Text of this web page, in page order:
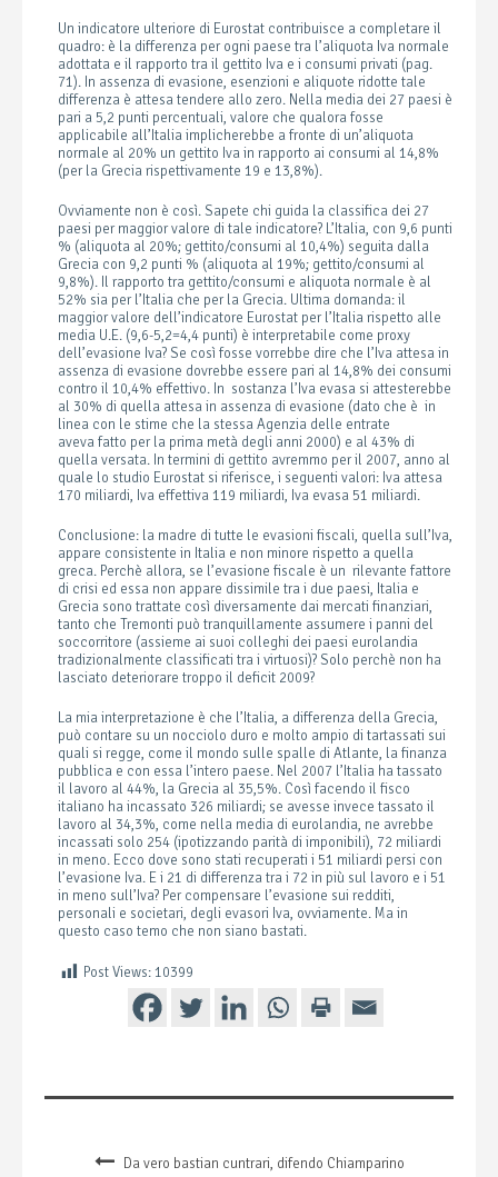
Un indicatore ulteriore di Eurostat contribuisce a completare il
quadro: è la differenza per ogni paese tra l’aliquota Iva normale
adottata e il rapporto tra il gettito Iva e i consumi privati (pag.
71). In assenza di evasione, esenzioni e aliquote ridotte tale
differenza è attesa tendere allo zero. Nella media dei 27 paesi è
pari a 5,2 punti percentuali, valore che qualora fosse
applicabile all’Italia implicherebbe a fronte di un’aliquota
normale al 20% un gettito Iva in rapporto ai consumi al 14,8%
(per la Grecia rispettivamente 19 e 13,8%).
Ovviamente non è così. Sapete chi guida la classifica dei 27
paesi per maggior valore di tale indicatore? L’Italia, con 9,6 punti
% (aliquota al 20%; gettito/consumi al 10,4%) seguita dalla
Grecia con 9,2 punti % (aliquota al 19%; gettito/consumi al
9,8%). Il rapporto tra gettito/consumi e aliquota normale è al
52% sia per l’Italia che per la Grecia. Ultima domanda: il
maggior valore dell’indicatore Eurostat per l’Italia rispetto alle
media U.E. (9,6-5,2=4,4 punti) è interpretabile come proxy
dell’evasione Iva? Se così fosse vorrebbe dire che l’Iva attesa in
assenza di evasione dovrebbe essere pari al 14,8% dei consumi
contro il 10,4% effettivo. In sostanza l’Iva evasa si attesterebbe
al 30% di quella attesa in assenza di evasione (dato che è in
linea con le stime che la stessa Agenzia delle entrate
aveva fatto per la prima metà degli anni 2000) e al 43% di
quella versata. In termini di gettito avremmo per il 2007, anno al
quale lo studio Eurostat si riferisce, i seguenti valori: Iva attesa
170 miliardi, Iva effettiva 119 miliardi, Iva evasa 51 miliardi.
Conclusione: la madre di tutte le evasioni fiscali, quella sull’Iva,
appare consistente in Italia e non minore rispetto a quella
greca. Perchè allora, se l’evasione fiscale è un rilevante fattore
di crisi ed essa non appare dissimile tra i due paesi, Italia e
Grecia sono trattate così diversamente dai mercati finanziari,
tanto che Tremonti può tranquillamente assumere i panni del
soccorritore (assieme ai suoi colleghi dei paesi eurolandia
tradizionalmente classificati tra i virtuosi)? Solo perchè non ha
lasciato deteriorare troppo il deficit 2009?
La mia interpretazione è che l’Italia, a differenza della Grecia,
può contare su un nocciolo duro e molto ampio di tartassati sui
quali si regge, come il mondo sulle spalle di Atlante, la finanza
pubblica e con essa l’intero paese. Nel 2007 l’Italia ha tassato
il lavoro al 44%, la Grecia al 35,5%. Così facendo il fisco
italiano ha incassato 326 miliardi; se avesse invece tassato il
lavoro al 34,3%, come nella media di eurolandia, ne avrebbe
incassati solo 254 (ipotizzando parità di imponibili), 72 miliardi
in meno. Ecco dove sono stati recuperati i 51 miliardi persi con
l’evasione Iva. E i 21 di differenza tra i 72 in più sul lavoro e i 51
in meno sull’Iva? Per compensare l’evasione sui redditi,
personali e societari, degli evasori Iva, ovviamente. Ma in
questo caso temo che non siano bastati.
Post Views: 10399
Da vero bastian cuntrari, difendo Chiamparino